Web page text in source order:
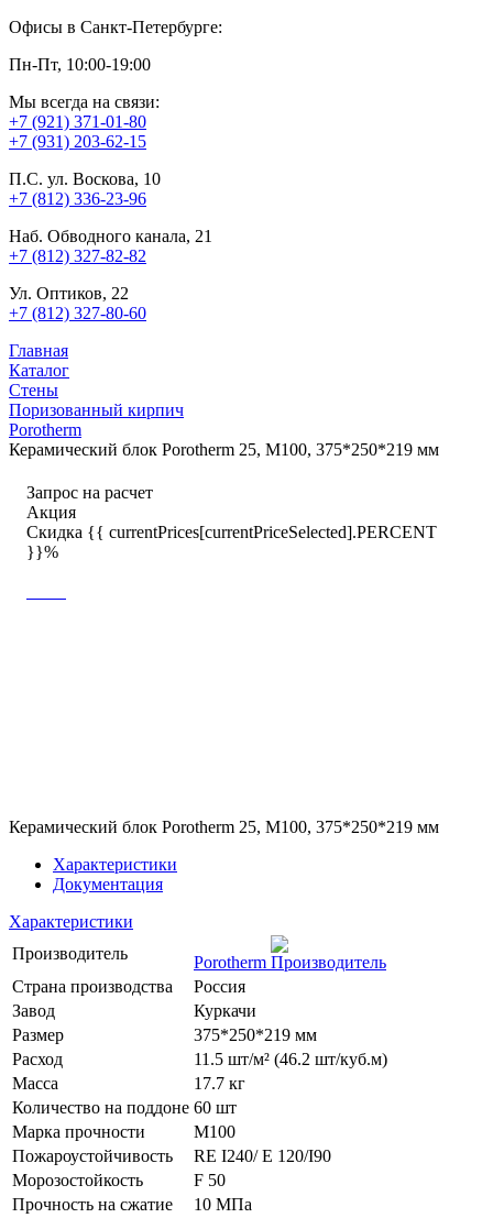
Офисы в Санкт-Петербурге:
Пн-Пт, 10:00-19:00
Мы всегда на связи:
+7 (921) 371-01-80
+7 (931) 203-62-15
П.С. ул. Воскова, 10
+7 (812) 336-23-96
Наб. Обводного канала, 21
+7 (812) 327-82-82
Ул. Оптиков, 22
+7 (812) 327-80-60
Главная
Каталог
Стены
Поризованный кирпич
Porotherm
Керамический блок Porotherm 25, М100, 375*250*219 мм
Запрос на расчет
Акция
Скидка {{ currentPrices[currentPriceSelected].PERCENT
}}%
Керамический блок Porotherm 25, М100, 375*250*219 мм
Характеристики
Документация
Характеристики
Производитель
Porotherm
Страна производства
Россия
Завод
Куркачи
Размер
375*250*219 мм
Расход
11.5 шт/м² (46.2 шт/куб.м)
Масса
17.7 кг
Количество на поддоне 60 шт
Марка прочности
М100
Пожароустойчивость
RE I240/ E 120/I90
Морозостойкость
F 50
Прочность на сжатие
10 МПа